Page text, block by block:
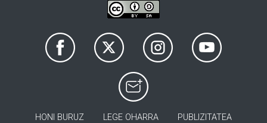
HONI BURUZ LEGE OHARRA PUBLIZITATEA